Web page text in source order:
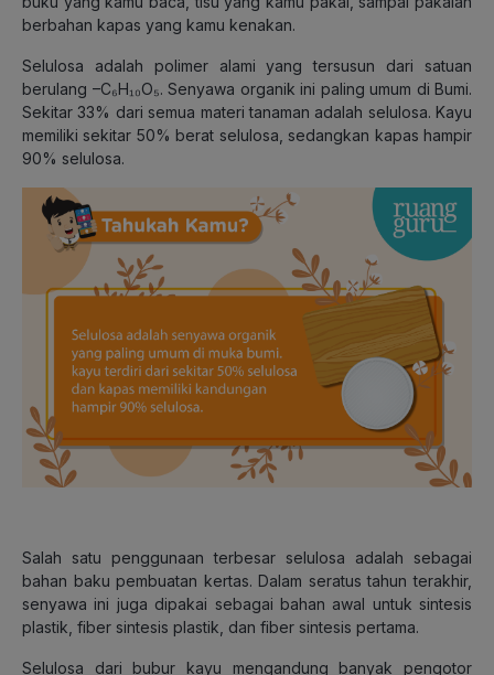
berbahan kapas yang kamu kenakan.
Selulosa adalah polimer alami yang tersusun dari satuan
berulang –C₆H₁₀O₅. Senyawa organik ini paling umum di Bumi.
Sekitar 33% dari semua materi tanaman adalah selulosa. Kayu
memiliki sekitar 50% berat selulosa, sedangkan kapas hampir
90% selulosa.
Salah satu penggunaan terbesar selulosa adalah sebagai
bahan baku pembuatan kertas. Dalam seratus tahun terakhir,
senyawa ini juga dipakai sebagai bahan awal untuk sintesis
plastik, fiber sintesis plastik, dan fiber sintesis pertama.
Selulosa dari bubur kayu mengandung banyak pengotor